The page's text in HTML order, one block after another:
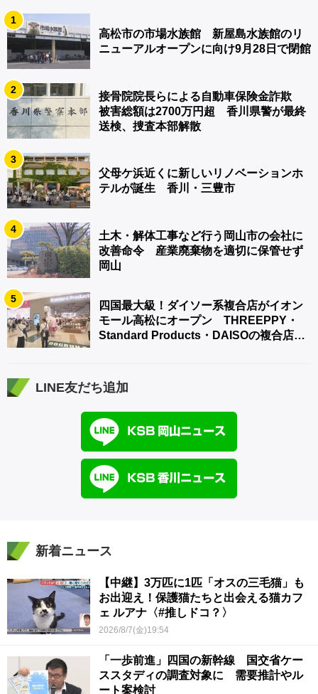
1
高松市の市場水族館 新屋島水族館のリ
ニューアルオープンに向け9月28日で閉館
2
接骨院院長らによる自動車保険金詐欺
被害総額は2700万円超 香川県警が最終
送検、捜査本部解散
3
父母ケ浜近くに新しいリノベーションホ
テルが誕生 香川・三豊市
4
土木・解体工事など行う岡山市の会社に
改善命令 産業廃棄物を適切に保管せず
岡山
5
四国最大級！ダイソー系複合店がイオン
モール高松にオープン THREEPPY・
Standard Products・DAISOの複合店は
LINE友だち追加
新着ニュース
【中継】3万匹に1匹「オスの三毛猫」も
お出迎え！保護猫たちと出会える猫カフ
ェ ルアナ〈#推しドコ？〉
2026/8/7(金)19:54
「一歩前進」四国の新幹線 国交省ケー
ススタディの調査対象に 需要推計やル
ート案検討